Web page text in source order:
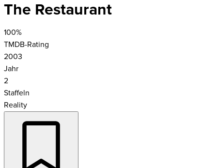
The Restaurant
100%
TMDB-Rating
2003
Jahr
2
Staffeln
Reality